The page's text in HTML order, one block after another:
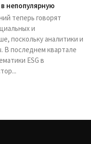
непопулярную
теперь говорят
и
поскольку аналитики и
В последнем квартале
ESG в